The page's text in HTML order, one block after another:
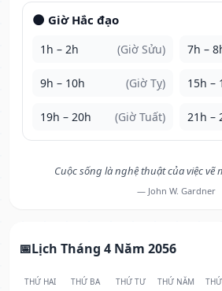
🌑 Giờ Hắc đạo
1h – 2h (Giờ Sửu) 7h –
9h – 10h (Giờ Tỵ) 15h –
19h – 20h (Giờ Tuất) 21h –
Cuộc sống là nghệ thuật của việc vẽ
— John W. Gardner
Lịch Tháng 4 Năm 2056
THỨ HAI THỨ BA THỨ TƯ THỨ NĂM